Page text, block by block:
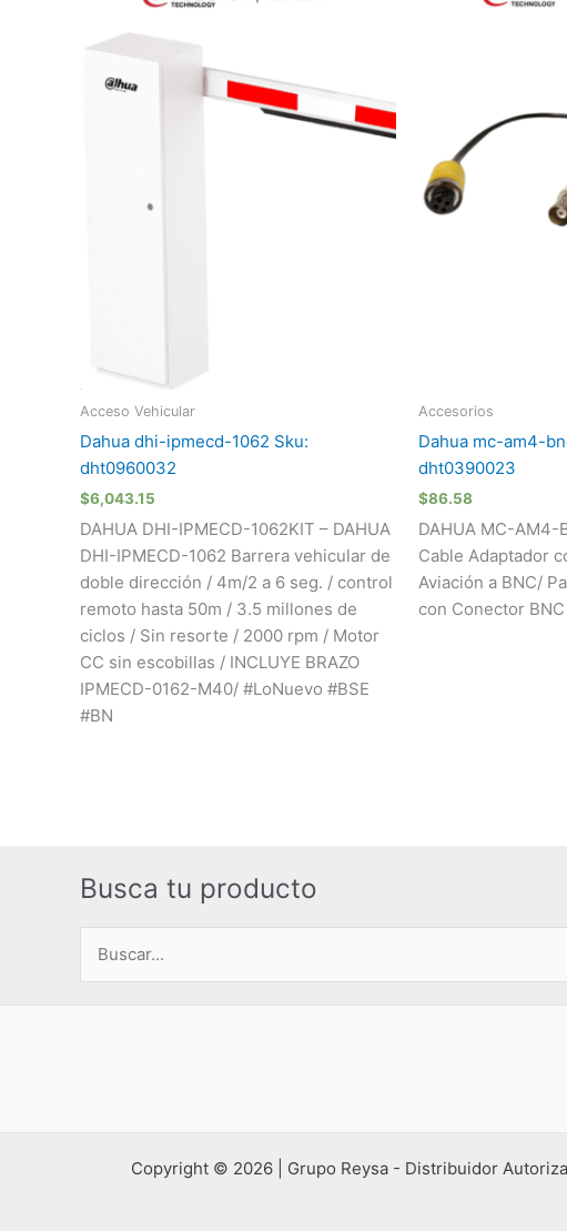
Acceso Vehicular
Dahua dhi-ipmecd-1062 Sku:
dht0960032
$6,043.15
DAHUA DHI-IPMECD-1062KIT – DAHUA
DHI-IPMECD-1062 Barrera vehicular de
doble dirección / 4m/2 a 6 seg. / control
remoto hasta 50m / 3.5 millones de
ciclos / Sin resorte / 2000 rpm / Motor
CC sin escobillas / INCLUYE BRAZO
IPMECD-0162-M40/ #LoNuevo #BSE
#BN
Accesorios
Dahua mc-am4-
dht0390023
$86.58
DAHUA MC-AM4-
Cable Adaptador
Aviación a BNC/
con Conector
Busca tu producto
Buscar
por:
Copyright © 2026 | Grupo Reysa - Distribuidor